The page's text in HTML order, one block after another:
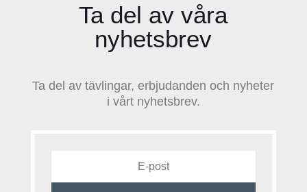
Ta del av våra
nyhetsbrev
Ta del av tävlingar, erbjudanden och nyheter
i vårt nyhetsbrev.